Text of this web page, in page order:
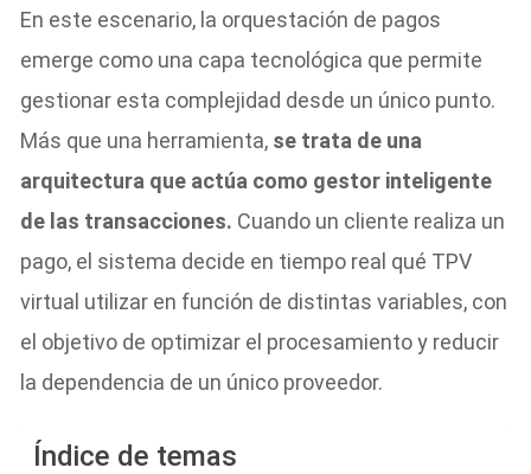
En este escenario, la orquestación de pagos
emerge como una capa tecnológica que permite
gestionar esta complejidad desde un único punto.
Más que una herramienta, se trata de una
arquitectura que actúa como gestor inteligente
de las transacciones. Cuando un cliente realiza un
pago, el sistema decide en tiempo real qué TPV
virtual utilizar en función de distintas variables, con
el objetivo de optimizar el procesamiento y reducir
la dependencia de un único proveedor.
Índice de temas